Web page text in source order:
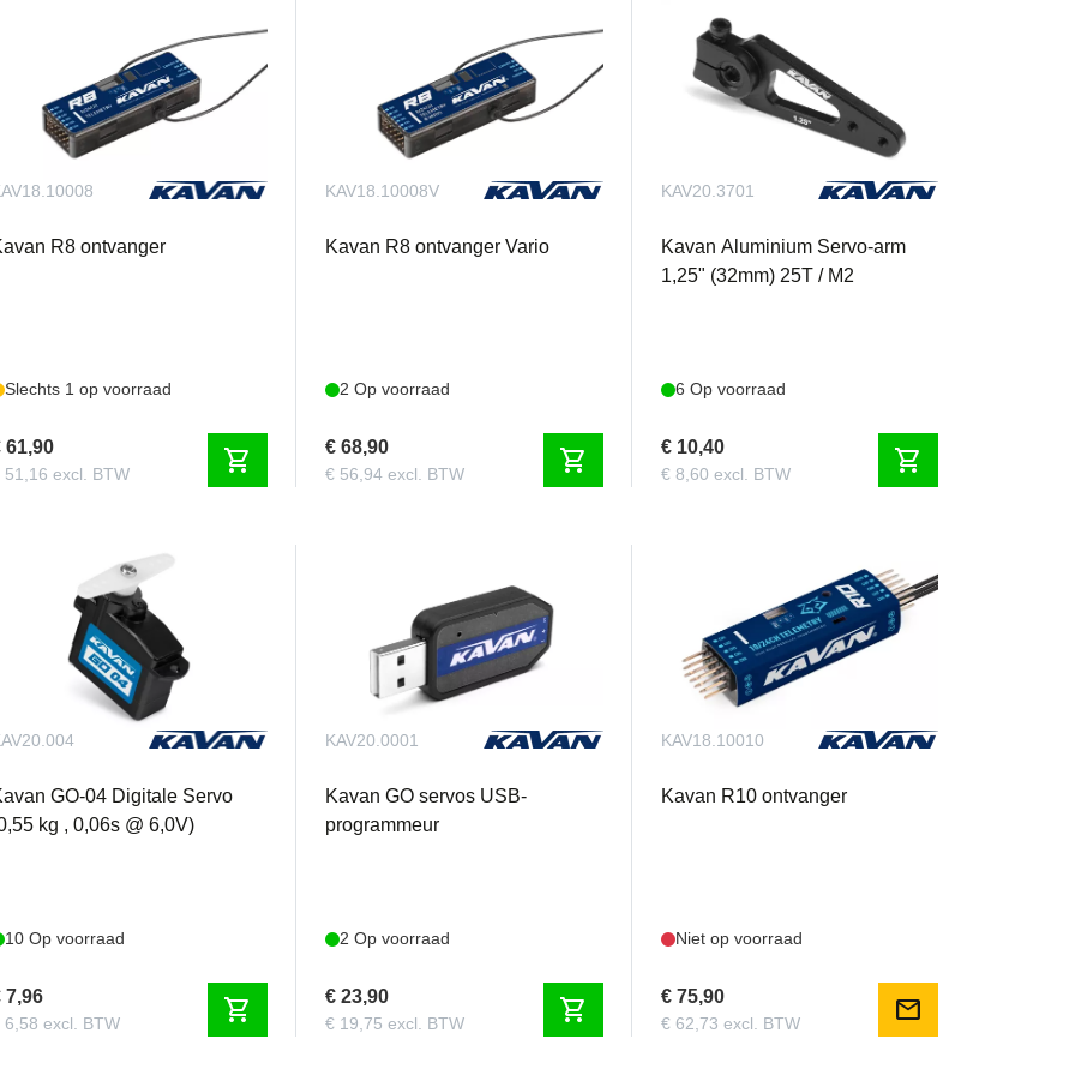
R8 ontvanger
Slechts 1 op voorraad
61,90
51,16 excl. BTW shopping_cart
KAV18.10008V
Kavan R8 ontvanger Vario
2 Op voorraad
€ 68,90
€ 56,94 excl. BTW shopping_cart
KAV20.3701
Kavan Aluminium Servo-arm
1,25" (32mm) 25T / M2
6 Op voorraad
€ 10,40
€ 8,60 excl. BTW shopping_cart
GO-04 Digitale Servo
kg , 0,06s @ 6,0V)
10 Op voorraad
7,96
6,58 excl. BTW shopping_cart
KAV20.0001
Kavan GO servos USB-
programmeur
2 Op voorraad
€ 23,90
€ 19,75 excl. BTW shopping_cart
KAV18.10010
Kavan R10 ontvanger
Niet op voorraad
€ 75,90
€ 62,73 excl. BTW mail